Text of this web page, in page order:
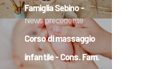
Possibilità…
Famiglia Sebino -
Tavernola B.
News precedente
Corso di massaggio
infantile - Cons. Fam.